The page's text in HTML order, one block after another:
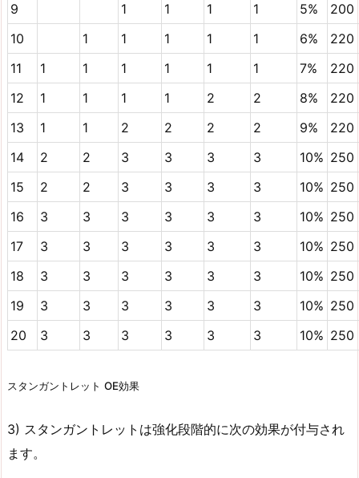
9
1 1 1 1 5%
200
10
1 1 1 1 1 6%
220
11
1 1 1 1 1 1 7%
220
12
1 1 1 1 2 2 8%
220
13
1 1 2 2 2 2 9%
220
14
2 2 3 3 3 3 10% 250
15
2 2 3 3 3 3 10% 250
16
3 3 3 3 3 3 10% 250
17
3 3 3 3 3 3 10% 250
18
3 3 3 3 3 3 10% 250
19
3 3 3 3 3 3 10% 250
20
3 3 3 3 3 3 10% 250
スタンガントレット OE効果
3) スタンガントレットは強化段階的に次の効果が付与され
ます。